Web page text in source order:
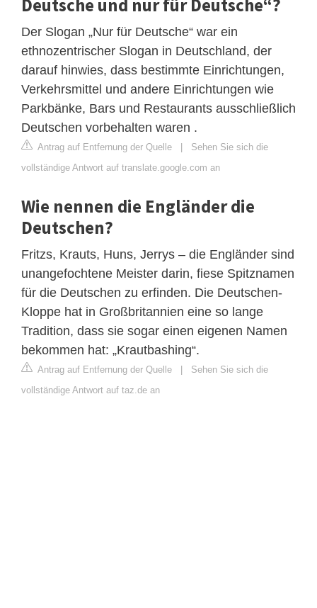
Deutsche und nur für Deutsche“?
Der Slogan „Nur für Deutsche“ war ein
ethnozentrischer Slogan in Deutschland, der
darauf hinwies, dass bestimmte Einrichtungen,
Verkehrsmittel und andere Einrichtungen wie
Parkbänke, Bars und Restaurants ausschließlich
Deutschen vorbehalten waren .
Antrag auf Entfernung der Quelle | Sehen Sie sich die
vollständige Antwort auf translate.google.com an
Wie nennen die Engländer die
Deutschen?
Fritzs, Krauts, Huns, Jerrys – die Engländer sind
unangefochtene Meister darin, fiese Spitznamen
für die Deutschen zu erfinden. Die Deutschen-
Kloppe hat in Großbritannien eine so lange
Tradition, dass sie sogar einen eigenen Namen
bekommen hat: „Krautbashing“.
Antrag auf Entfernung der Quelle | Sehen Sie sich die
vollständige Antwort auf taz.de an